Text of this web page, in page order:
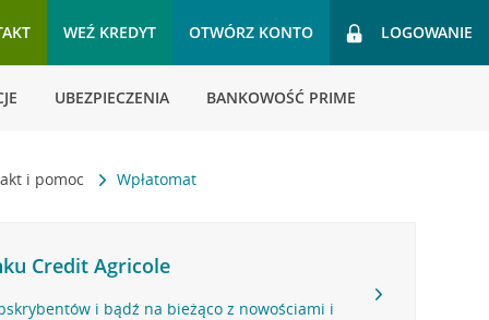
WEŹ KREDYT OTWÓRZ KONTO LOGOWANIE
UBEZPIECZENIA BANKOWOŚĆ PRIME
i pomoc Wpłatomat
Credit Agricole
i bądź na bieżąco z nowościami i